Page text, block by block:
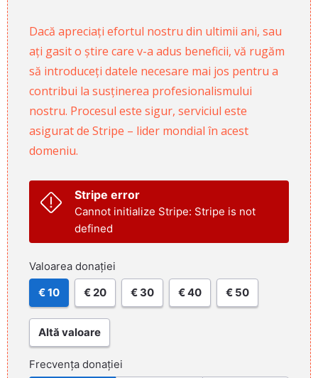
Dacă apreciați efortul nostru din ultimii ani, sau
ați gasit o știre care v-a adus beneficii, vă rugăm
să introduceți datele necesare mai jos pentru a
contribui la susținerea profesionalismului
nostru. Procesul este sigur, serviciul este
asigurat de Stripe – lider mondial în acest
domeniu.
Stripe error
Cannot initialize Stripe: Stripe is not
defined
Valoarea donației
€ 10 € 20 € 30 € 40 € 50
Altă valoare
Frecvența donației